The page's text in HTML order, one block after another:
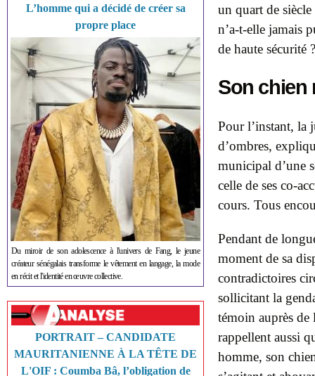
L’homme qui a décidé de créer sa
propre place
Du miroir de son adolescence à l'univers de Fang, le jeune
créateur sénégalais transforme le vêtement en langage, la mode
en récit et l'identité en œuvre collective.
PORTRAIT – CANDIDATE
MAURITANIENNE À LA TÊTE DE
L'OIF : Coumba Bâ, l’obligation de
un quart de
n’a-t-elle jamais
de haute sécurité ?
Son chien
Pour l’instant, la
d’ombres,
municipal d’une
celle de ses co-
cours. Tous
Pendant de
moment de sa
contradictoires
sollicitant la
témoin auprès de
rappellent aussi
homme, son